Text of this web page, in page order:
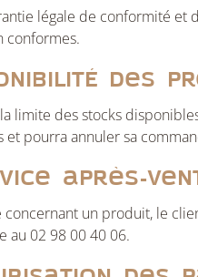
légale de conformité et
conformes.
des
limite des stocks
pourra annuler sa
après-
un produit, le
au 02 98 00 40 06.